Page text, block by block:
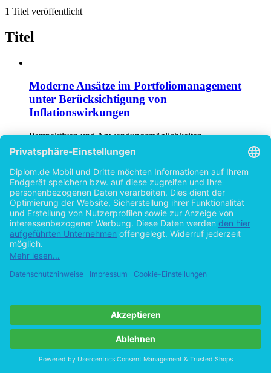
1 Titel veröffentlicht
Titel
Moderne Ansätze im Portfoliomanagement
unter Berücksichtigung von
Inflationswirkungen
Perspektiven und Anwendungsmöglichkeiten
inflationsgekoppelter Finanzinstrumente
vonAndré Marcel Doerk (Autor:in)
©2008 Diplomarbeit 101 Seiten
Hilfe/FAQ
Impressum
Datenschutz
AGB
Vertrag widerrufen
Zur Desktop-Version
byOpen Publishing